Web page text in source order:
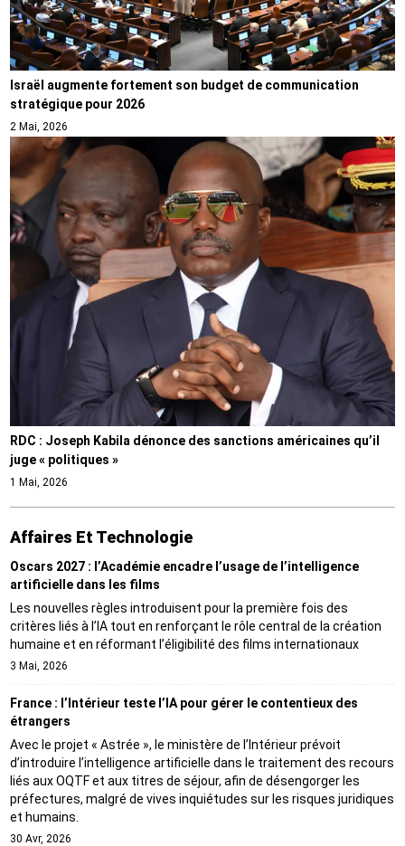
Israël augmente fortement son budget de communication
stratégique pour 2026
2 Mai, 2026
RDC : Joseph Kabila dénonce des sanctions américaines qu’il
juge « politiques »
1 Mai, 2026
Affaires Et Technologie
Oscars 2027 : l’Académie encadre l’usage de l’intelligence
artificielle dans les films
Les nouvelles règles introduisent pour la première fois des
critères liés à l’IA tout en renforçant le rôle central de la création
humaine et en réformant l’éligibilité des films internationaux
3 Mai, 2026
France : l’Intérieur teste l’IA pour gérer le contentieux des
étrangers
Avec le projet « Astrée », le ministère de l’Intérieur prévoit
d’introduire l’intelligence artificielle dans le traitement des recours
liés aux OQTF et aux titres de séjour, afin de désengorger les
préfectures, malgré de vives inquiétudes sur les risques juridiques
et humains.
30 Avr, 2026